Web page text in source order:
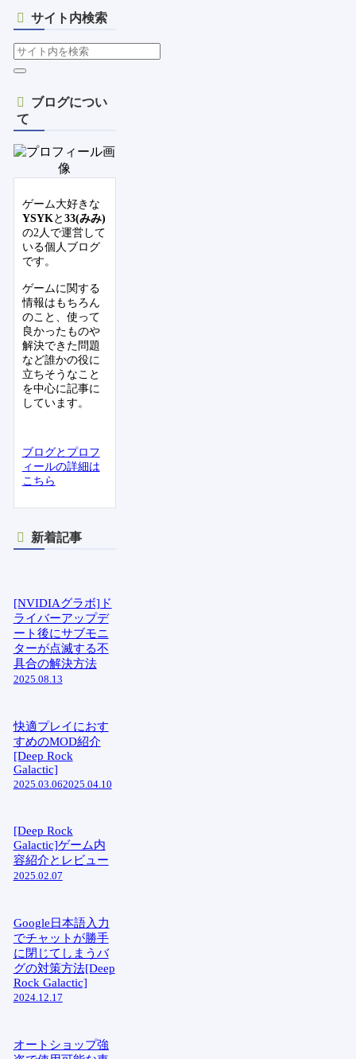
サイト内検索
ブログについ
て
ゲーム大好きな
YSYKと 33(みみ)
の2人で運営して
いる個人ブログ
です。
ゲームに関する
情報はもちろん
のこと、使って
良かったものや
解決できた問題
など誰かの役に
立ちそうなこと
を中心に記事に
しています。
ブログとプロフ
ィールの詳細は
こちら
新着記事
[NVIDIAグラボ]ド
ライバーアップデ
ート後にサブモニ
ターが点滅する不
具合の解決方法
2025.08.13
快適プレイにおす
すめのMOD紹介
[Deep Rock
Galactic]
2025.03.062025.04.10
[Deep Rock
Galactic]ゲーム内
容紹介とレビュー
2025.02.07
Google日本語入力
でチャットが勝手
に閉じてしまうバ
グの対策方法[Deep
Rock Galactic]
2024.12.17
オートショップ強